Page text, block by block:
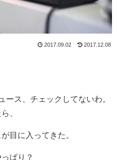
2017.09.02 2017.12.08
ース、チェックしてないわ。
、
目に入ってきた。
ぱり？